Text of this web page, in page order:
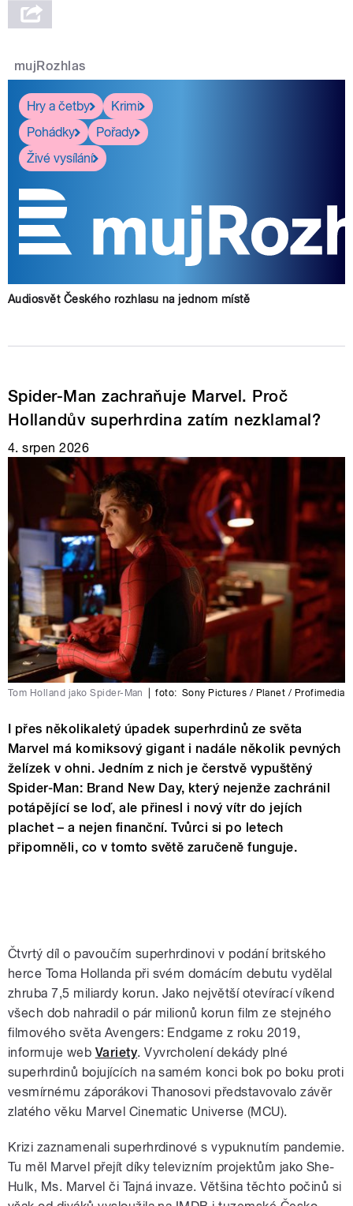
mujRozhlas
Hry a četby
Krimi
Pohádky
Pořady
Živé vysílání
Audiosvět Českého rozhlasu na jednom místě
Spider-Man zachraňuje Marvel. Proč
Hollandův superhrdina zatím nezklamal?
4. srpen 2026
Tom Holland jako Spider-Man foto: Sony Pictures / Planet / Profimedia
I přes několikaletý úpadek superhrdinů ze světa
Marvel má komiksový gigant i nadále několik pevných
želízek v ohni. Jedním z nich je čerstvě vypuštěný
Spider-Man: Brand New Day, který nejenže zachránil
potápějící se loď, ale přinesl i nový vítr do jejích
plachet – a nejen finanční. Tvůrci si po letech
připomněli, co v tomto světě zaručeně funguje.
Čtvrtý díl o pavoučím superhrdinovi v podání britského
herce Toma Hollanda při svém domácím debutu vydělal
zhruba 7,5 miliardy korun. Jako největší otevírací víkend
všech dob nahradil o pár milionů korun film ze stejného
filmového světa Avengers: Endgame z roku 2019,
informuje web Variety. Vyvrcholení dekády plné
superhrdinů bojujících na samém konci bok po boku proti
vesmírnému záporákovi Thanosovi představovalo závěr
zlatého věku Marvel Cinematic Universe (MCU).
Krizi zaznamenali superhrdinové s vypuknutím pandemie.
Tu měl Marvel přejít díky televizním projektům jako She-
Hulk, Ms. Marvel či Tajná invaze. Většina těchto počinů si